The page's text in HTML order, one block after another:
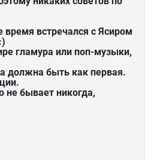
время встречался с Ясиром
гламура или поп-музыки,
должна быть как первая.
не бывает никогда,